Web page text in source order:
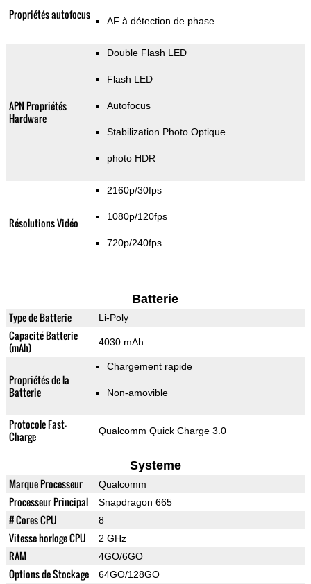
Propriétés autofocus AF à détection de phase
APN Propriétés
Hardware
Double Flash LED
Flash LED
Autofocus
Stabilization Photo Optique
photo HDR
Résolutions Vidéo
2160p/30fps
1080p/120fps
720p/240fps
Batterie
Type de Batterie Li-Poly
Capacité Batterie
(mAh)
4030 mAh
Propriétés de la
Batterie
Chargement rapide
Non-amovible
Protocole Fast-
Charge
Qualcomm Quick Charge 3.0
Systeme
Marque Processeur Qualcomm
Processeur Principal Snapdragon 665
# Cores CPU 8
Vitesse horloge CPU 2 GHz
RAM 4GO/6GO
Options de Stockage 64GO/128GO